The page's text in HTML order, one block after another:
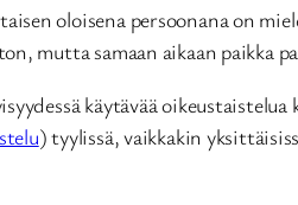
oloisena persoonana on
mutta samaan aikaan paikka
käytävää
) tyylissä, vaikkakin